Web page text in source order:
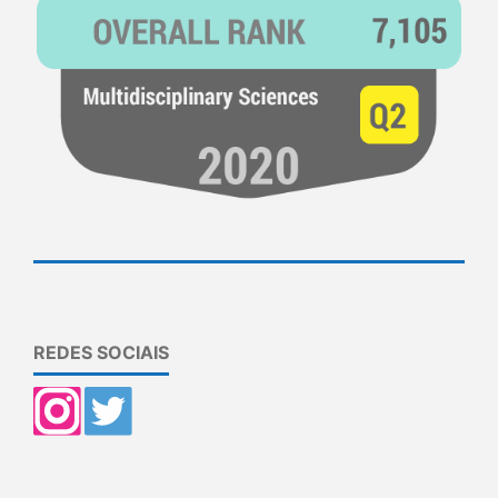
REDES SOCIAIS